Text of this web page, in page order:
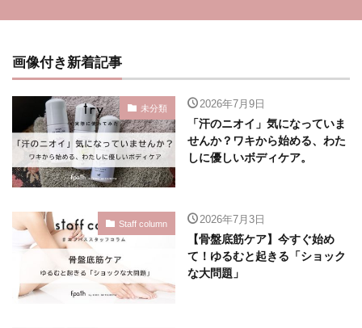
画像付き新着記事
未分類 2026年7月9日
「汗のニオイ」気になっていま
せんか？ワキから始める、わた
しに優しいボディケア。
Staff column 2026年7月3日
【骨盤底筋ケア】今すぐ始め
て！ゆるむと起きる「ショック
な大問題」